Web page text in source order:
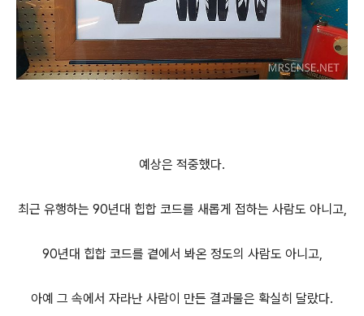
예상은 적중했다.
최근 유행하는 90년대 힙합 코드를 새롭게 접하는 사람도 아니고,
90년대 힙합 코드를 곁에서 봐온 정도의 사람도 아니고,
아예 그 속에서 자라난 사람이 만든 결과물은 확실히 달랐다.